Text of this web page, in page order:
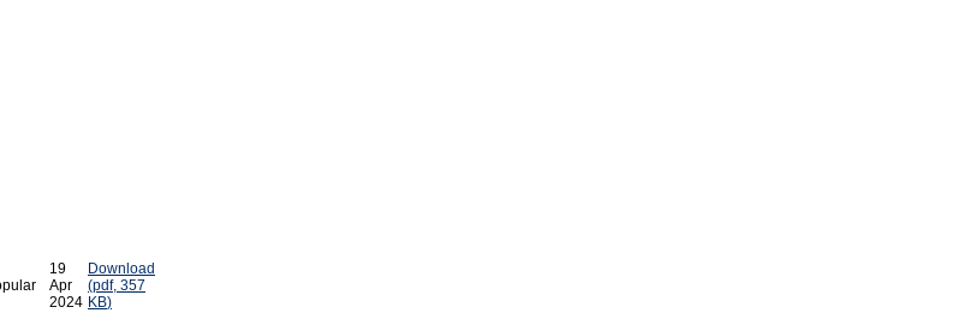
19
Apr
2024
Download
(pdf, 357
KB)